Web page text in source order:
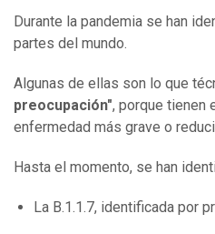
Durante la pandemia se han
partes del mundo.
Algunas de ellas son lo que
preocupación", porque tienen
enfermedad más grave o
Hasta el momento, se han
La B.1.1.7, identificada por